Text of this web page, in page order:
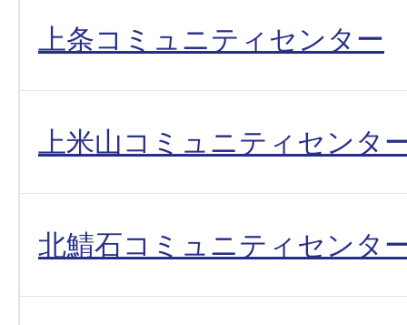
上条コミュニティセンター
上米山コミュニティセンタ
北鯖石コミュニティセンタ